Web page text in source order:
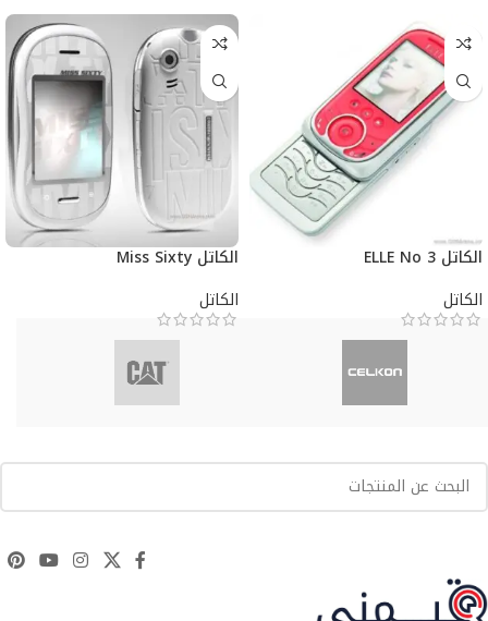
الكاتل ELLE No 3
الكاتل
الكاتل Miss Sixty
الكاتل